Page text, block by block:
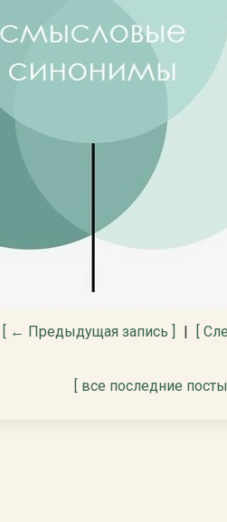
[ ← Предыдущая запись ] | [
[ все последние